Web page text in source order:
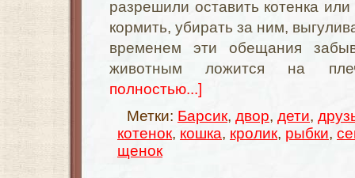
разрешили оставить котенка
кормить, убирать за ним,
временем эти обещания
животным ложится на
полностью...]
Метки: Барсик, двор, дети,
котенок, кошка, кролик, рыбки,
щенок